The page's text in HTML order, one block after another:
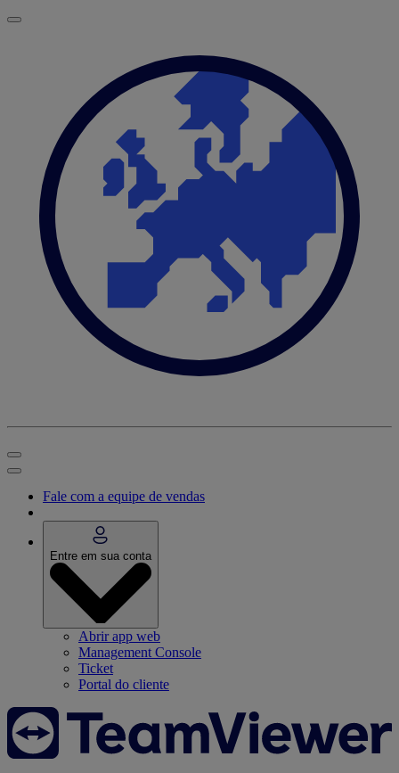
Fale com a equipe de vendas
Entre em sua conta
Abrir app web
Management Console
Ticket
Portal do cliente